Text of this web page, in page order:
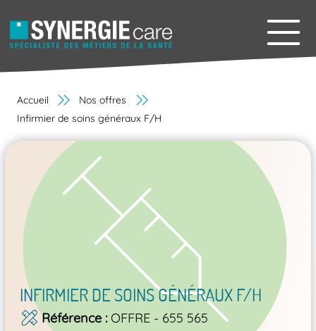
Accueil
Nos offres
Infirmier de soins généraux F/H
INFIRMIER DE SOINS GÉNÉRAUX F/H
Référence OFFRE - 655 565